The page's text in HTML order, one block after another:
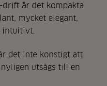
drift är det kompakta
mycket elegant,
intuitivt.
det inte konstigt att
nyligen utsågs till en